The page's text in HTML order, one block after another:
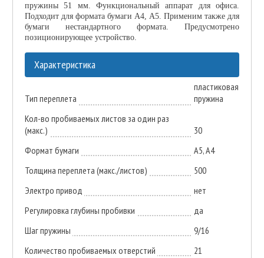
пружины 51 мм. Функциональный аппарат для офиса.
Подходит для формата бумаги А4, А5. Применим также для
бумаги нестандартного формата. Предусмотрено
позиционирующее устройство.
Характеристика
Тип переплета
пластиковая
пружина
Кол-во пробиваемых листов за один раз
(макс.)
30
Формат бумаги
А5, А4
Толщина переплета (макс./листов)
500
Электро привод
нет
Регулировка глубины пробивки
да
Шаг пружины
9/16
Количество пробиваемых отверстий
21